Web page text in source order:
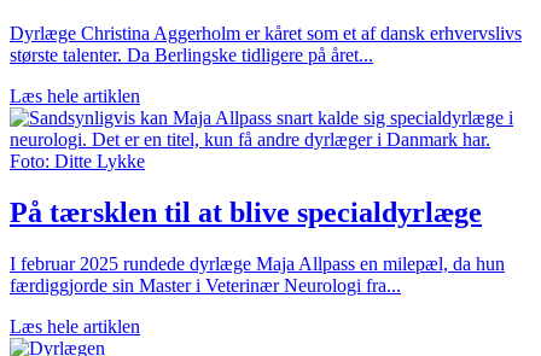
Dyrlæge Christina Aggerholm er kåret som et af dansk erhvervslivs
største talenter. Da Berlingske tidligere på året...
Læs hele artiklen
På tærsklen til at blive specialdyrlæge
I februar 2025 rundede dyrlæge Maja Allpass en milepæl, da hun
færdiggjorde sin Master i Veterinær Neurologi fra...
Læs hele artiklen